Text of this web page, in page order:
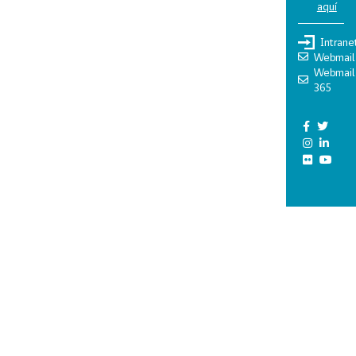
aquí
Webmail
Webmail
365